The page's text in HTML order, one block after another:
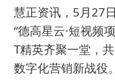
慧正资讯，5月27
“德高星云·短视频
T精英齐聚一堂，
数字化营销新战役。